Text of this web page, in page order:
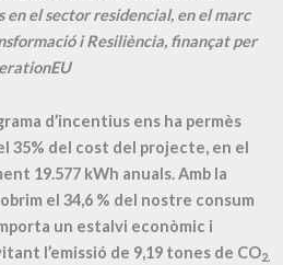
en el sector residencial, en el marc
i Resiliència, finançat per
d’incentius ens ha permès
35% del cost del projecte, en el
19.577 kWh anuals. Amb la
el 34,6 % del nostre consum
un estalvi econòmic i
l’emissió de 9,19 tones de CO2.